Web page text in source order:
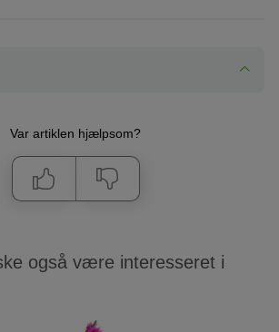
Var artiklen hjælpsom?
også være interesseret i